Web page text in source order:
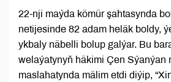
22-nji maýda kömür şahtasynda
netijesinde 82 adam heläk boldy,
ykbaly näbelli bolup galýar. Bu
welaýatynyň häkimi Çen Sýanýan
maslahatynda mälim etdi diýip,